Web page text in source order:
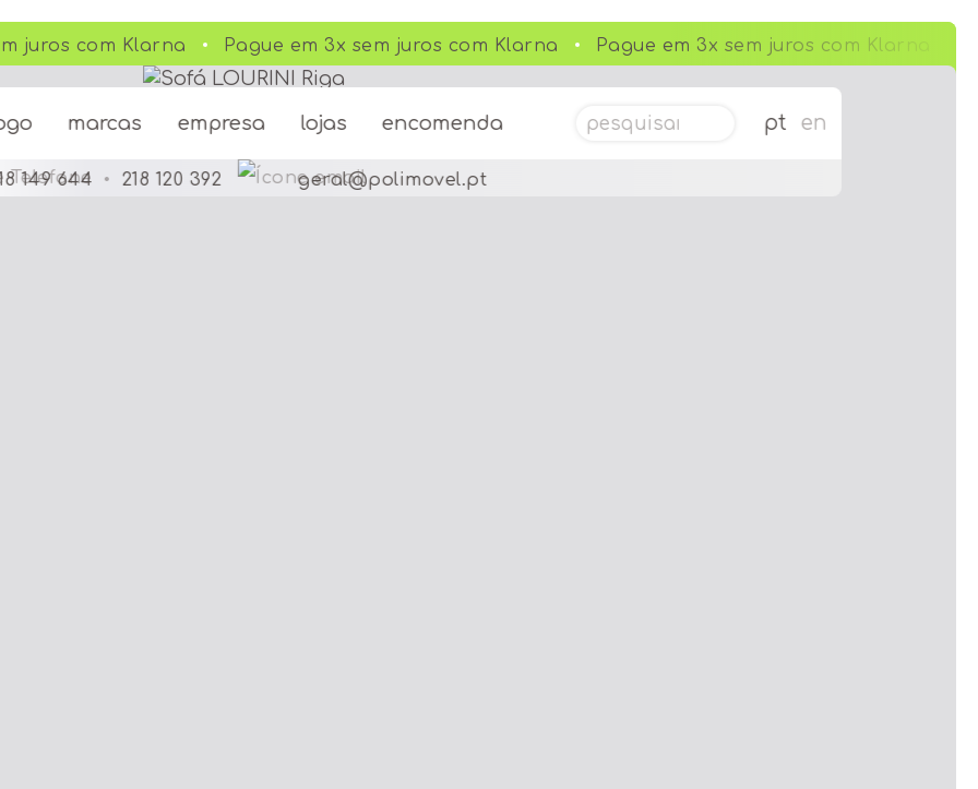
marcas empresa lojas encomenda Pesquisar por: pt en
149 644 • 218 120 392 geral@polimovel.pt
juros com Klarna Pague em 3x sem juros com Klarna Pague em 3x sem juros com Klarna